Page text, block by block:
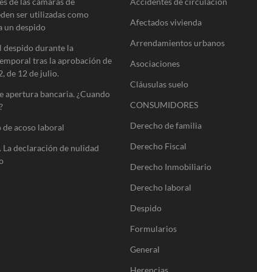
ser utilizadas como
un despido
despido durante la
tras la aprobación de
de 12 de julio.
apertura bancaria. ¿Cuando
de acoso laboral
La declaración de nulidad
Afectados vivienda
Arrendamientos urbanos
Asociaciones
Cláusulas suelo
CONSUMIDORES
Derecho de familia
Derecho Fiscal
Derecho Inmobiliario
Derecho laboral
Despido
Formularios
General
Herencias